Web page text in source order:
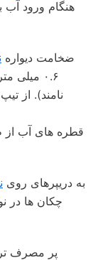
هنگام ورود آب
ضخامت دیواره
نامند). از
قطره های آب از
به دریپرهای روی
پر مصرف